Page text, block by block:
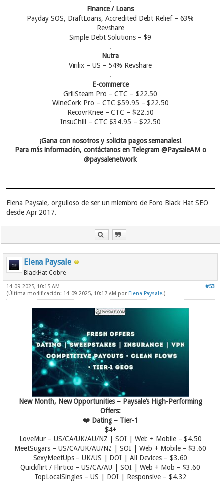
Finance / Loans
Payday SOS, DraftLoans, Accredited Debt Relief – 63%
Revshare
Simple Debt Solutions – $9
.
Nutra
Virilix – US – 54% Revshare
.
E-commerce
GrillSteam Pro – CTC – $22.50
WineCork Pro – CTC $59.95 – $22.50
RecovrKnee – CTC – $22.50
InsuChill – CTC $34.95 – $22.50
.
¡Gana con nosotros y solicita pagos semanales!
Para más información, contáctanos en Telegram @PaysaleAM o
@paysalenetwork
Elena Paysale, orgulloso de ser un miembro de Foro Black Hat SEO
desde Apr 2017.
Elena Paysale
BlackHat Cobre
#53
14-09-2025, 10:15 AM
(Última modificación: 14-09-2025, 10:17 AM por Elena Paysale.)
New Month, New Opportunities – Paysale’s High-Performing
Offers:
❤️ Dating – Tier-1
$4+
LoveMur – US/CA/UK/AU/NZ | SOI | Web + Mobile – $4.50
MeetSugars – US/CA/UK/AU/NZ | SOI | Web + Mobile – $3.60
SexyMeetUps – UK/US | DOI | All Devices – $3.60
Quickflirt / Flirtico – US/CA/AU | SOI | Web + Mob – $3.60
TopLocalSingles – US | DOI | Responsive – $4.32